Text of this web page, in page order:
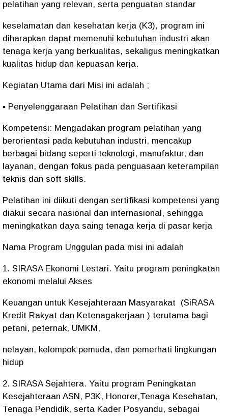
pelatihan yang relevan, serta penguatan standar
keselamatan dan kesehatan kerja (K3), program ini
diharapkan dapat memenuhi kebutuhan industri akan
tenaga kerja yang berkualitas, sekaligus meningkatkan
kualitas hidup dan kepuasan kerja.
Kegiatan Utama dari Misi ini adalah ;
▪ Penyelenggaraan Pelatihan dan Sertifikasi
Kompetensi: Mengadakan program pelatihan yang
berorientasi pada kebutuhan industri, mencakup
berbagai bidang seperti teknologi, manufaktur, dan
layanan, dengan fokus pada penguasaan keterampilan
teknis dan soft skills.
Pelatihan ini diikuti dengan sertifikasi kompetensi yang
diakui secara nasional dan internasional, sehingga
meningkatkan daya saing tenaga kerja di pasar kerja
Nama Program Unggulan pada misi ini adalah
1. SIRASA Ekonomi Lestari. Yaitu program peningkatan
ekonomi melalui Akses
Keuangan untuk Kesejahteraan Masyarakat (SiRASA
Kredit Rakyat dan Ketenagakerjaan ) terutama bagi
petani, peternak, UMKM,
nelayan, kelompok pemuda, dan pemerhati lingkungan
hidup
2. SIRASA Sejahtera. Yaitu program Peningkatan
Kesejahteraan ASN, P3K, Honorer,Tenaga Kesehatan,
Tenaga Pendidik, serta Kader Posyandu, sebagai